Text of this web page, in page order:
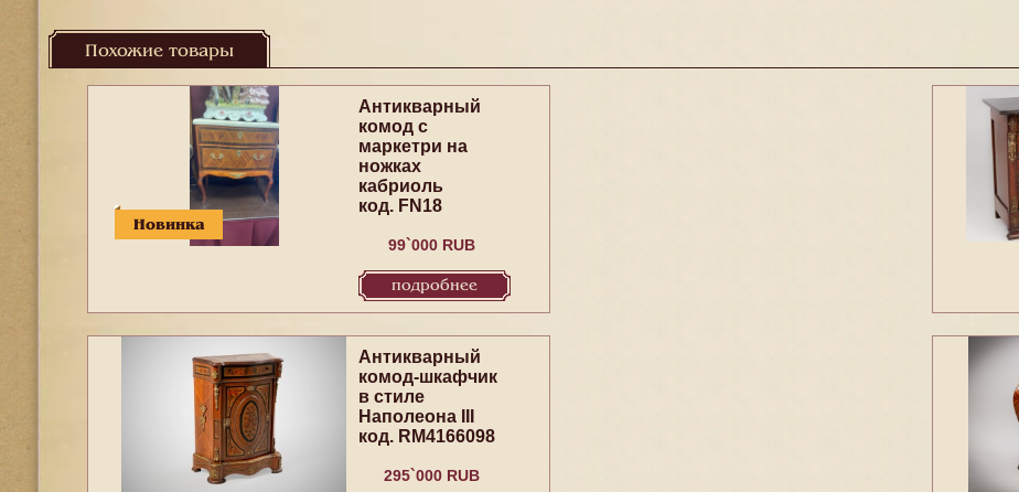
Похожие товары
Новинка
Антикварный
комод с
маркетри на
ножках
кабриоль
код. FN18
99`000 RUB
подробнее
Антикварный
комод-шкафчик
в стиле
Наполеона III
код. RM4166098
295`000 RUB